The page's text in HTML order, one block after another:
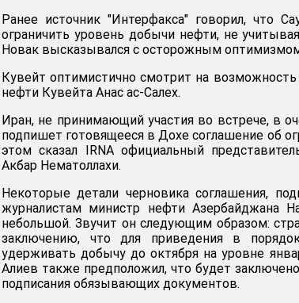
Ранее источник "Интерфакса" говорил, что
ограничить уровень добычи нефти, не
Новак высказывался с осторожным
Кувейт оптимистично смотрит на возможность
нефти Кувейта Анас ас-Салех.
Иран, не принимающий участия во встрече, в
подпишет готовящееся в Дохе соглашение об
этом сказал IRNA официальный
Акбар Нематоллахи.
Некоторые детали черновика соглашения,
журналистам министр нефти Азербайджана
небольшой. Звучит он следующим образом:
заключению, что для приведения в
удерживать добычу до октября на уровне
Алиев также предположил, что будет
подписания обязывающих документов.